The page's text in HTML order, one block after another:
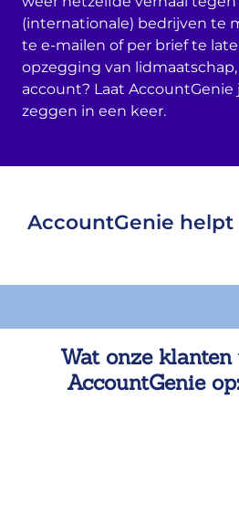
(internationale) bedrijven te
te e-mailen of per brief te
opzegging van
account? Laat AccountGenie
zeggen in een keer.
AccountGenie
Wat onze
AccountGenie